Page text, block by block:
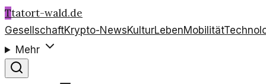
Ttatort-wald.de
GesellschaftKrypto-NewsKulturLebenMobilität
Mehr